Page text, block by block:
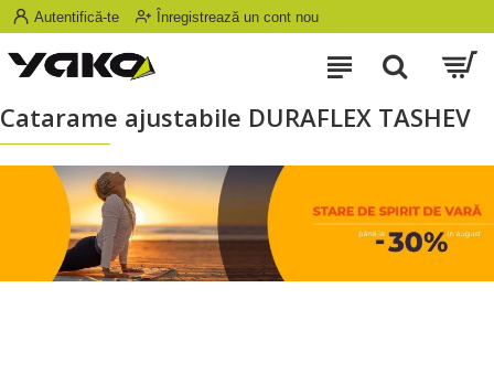
Autentifică-te Înregistrează un cont nou
Catarame ajustabile DURAFLEX TASHEV